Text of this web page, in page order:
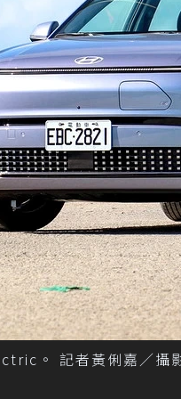
。 記者黃俐嘉／攝